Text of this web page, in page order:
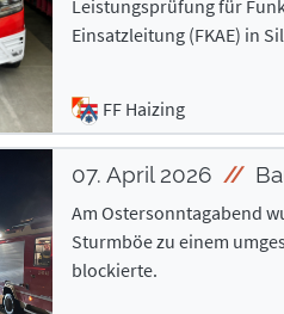
Leistungsprüfung für
Einsatzleitung (FKAE) in
FF Haizing
07. April 2026
Am Ostersonntagabend
Sturmböe zu einem
blockierte.